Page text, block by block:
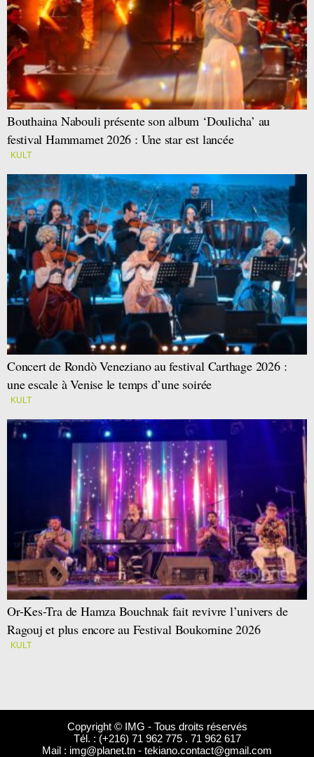
Bouthaina Nabouli présente son album ‘Doulicha’ au
festival Hammamet 2026 : Une star est lancée
KULT
Concert de Rondò Veneziano au festival Carthage 2026 :
une escale à Venise le temps d’une soirée
KULT
Or-Kes-Tra de Hamza Bouchnak fait revivre l’univers de
Ragouj et plus encore au Festival Boukornine 2026
KULT
Copyright © IMG - Tous droits réservés
Tél. : (+216) 71 962 775 . 71 962 617
Mail : img@planet.tn - tekiano.contact@gmail.com